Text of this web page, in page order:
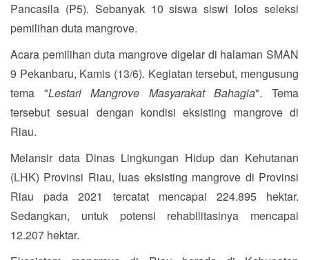
Pancasila (P5). Sebanyak 10 siswa siswi lolos seleksi
pemilihan duta mangrove.
Acara pemilihan duta mangrove digelar di halaman SMAN
9 Pekanbaru, Kamis (13/6). Kegiatan tersebut, mengusung
tema "Lestari Mangrove Masyarakat Bahagia". Tema
tersebut sesuai dengan kondisi eksisting mangrove di
Riau.
Melansir data Dinas Lingkungan Hidup dan Kehutanan
(LHK) Provinsi Riau, luas eksisting mangrove di Provinsi
Riau pada 2021 tercatat mencapai 224.895 hektar.
Sedangkan, untuk potensi rehabilitasinya mencapai
12.207 hektar.